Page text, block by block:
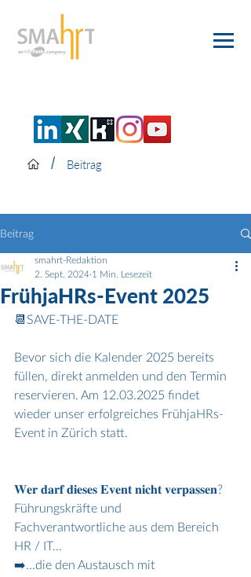
/ Beitrag
Beitrag
FrühjaHRs-Event 2025
smahrt-Redaktion
2. Sept. 2024 1 Min. Lesezeit
📆SAVE-THE-DATE
Bevor sich die Kalender 2025 bereits
füllen, direkt anmelden und den Termin
reservieren. Am 12.03.2025 findet
wieder unser erfolgreiches FrühjaHRs-
Event in Zürich statt.
𝐖𝐞𝐫 𝐝𝐚𝐫𝐟 𝐝𝐢𝐞𝐬𝐞𝐬 𝐄𝐯𝐞𝐧𝐭 𝐧𝐢𝐜𝐡𝐭 𝐯𝐞𝐫𝐩𝐚𝐬𝐬𝐞𝐧?
Führungskräfte und
Fachverantwortliche aus dem Bereich
HR / IT...
➡️...die den Austausch mit